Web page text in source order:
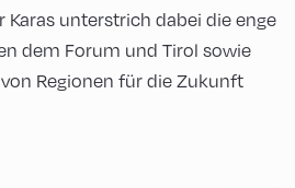
Karas unterstrich dabei die enge
dem Forum und Tirol sowie
Regionen für die Zukunft